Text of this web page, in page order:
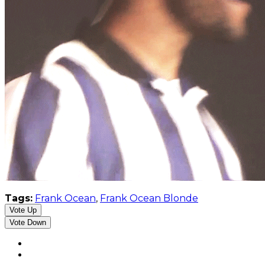
Tags: Frank Ocean, Frank Ocean Blonde
Vote Up
Vote Down